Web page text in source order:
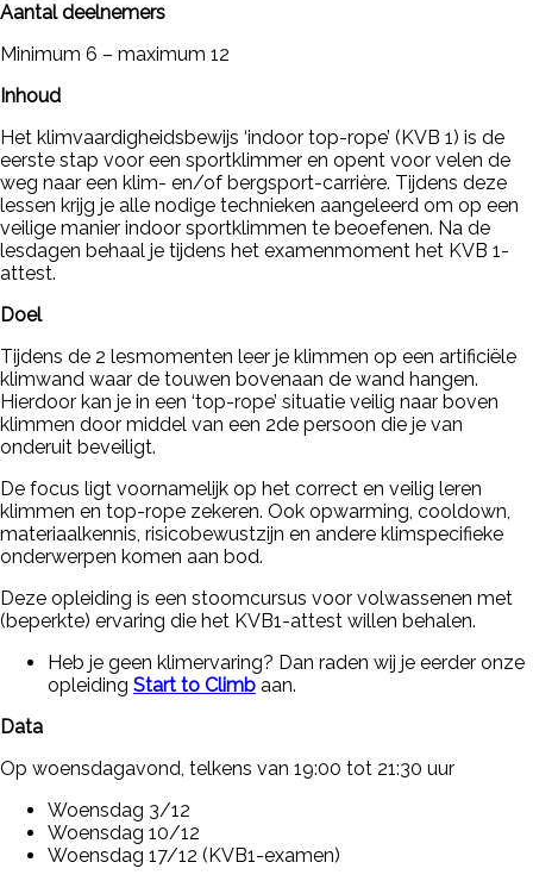
Aantal deelnemers
Minimum 6 – maximum 12
Inhoud
Het klimvaardigheidsbewijs ‘indoor top-rope’ (KVB 1) is de
eerste stap voor een sportklimmer en opent voor velen de
weg naar een klim- en/of bergsport-carrière. Tijdens deze
lessen krijg je alle nodige technieken aangeleerd om op een
veilige manier indoor sportklimmen te beoefenen. Na de
lesdagen behaal je tijdens het examenmoment het KVB 1-
attest.
Doel
Tijdens de 2 lesmomenten leer je klimmen op een artificiële
klimwand waar de touwen bovenaan de wand hangen.
Hierdoor kan je in een ‘top-rope’ situatie veilig naar boven
klimmen door middel van een 2de persoon die je van
onderuit beveiligt.
De focus ligt voornamelijk op het correct en veilig leren
klimmen en top-rope zekeren. Ook opwarming, cooldown,
materiaalkennis, risicobewustzijn en andere klimspecifieke
onderwerpen komen aan bod.
Deze opleiding is een stoomcursus voor volwassenen met
(beperkte) ervaring die het KVB1-attest willen behalen.
Heb je geen klimervaring? Dan raden wij je eerder onze
opleiding Start to Climb aan.
Data
Op woensdagavond, telkens van 19:00 tot 21:30 uur
Woensdag 3/12
Woensdag 10/12
Woensdag 17/12 (KVB1-examen)